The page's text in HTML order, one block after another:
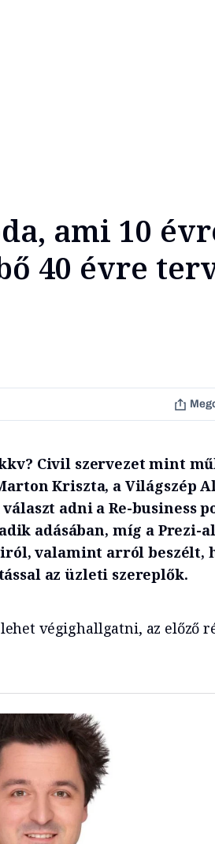
ami 10
40 évre
Civil szervezet mint
Kriszta, a Világszép
adni a Re-business
adásában, míg a Prezi-
valamint arról beszélt,
az üzleti szereplők.
lehet végighallgatni, az előző